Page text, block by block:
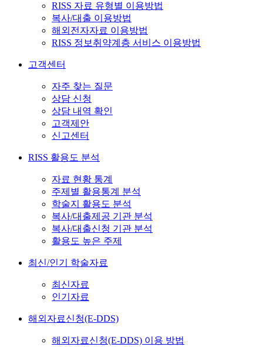
RISS 자료 유형별 이용방법
복사/대출 이용방법
해외전자자료 이용방법
RISS 정보취약계층 서비스 이용방법
고객센터
자주 찾는 질문
상담 신청
상담 내역 확인
고객제안
신고센터
RISS 활용도 분석
자료 현황 통계
주제별 활용통계 분석
학술지 활용도 분석
복사/대출제공 기관 분석
복사/대출신청 기관 분석
활용도 높은 주제
최신/인기 학술자료
최신자료
인기자료
해외자료신청(E-DDS)
해외자료신청(E-DDS) 이용 방법